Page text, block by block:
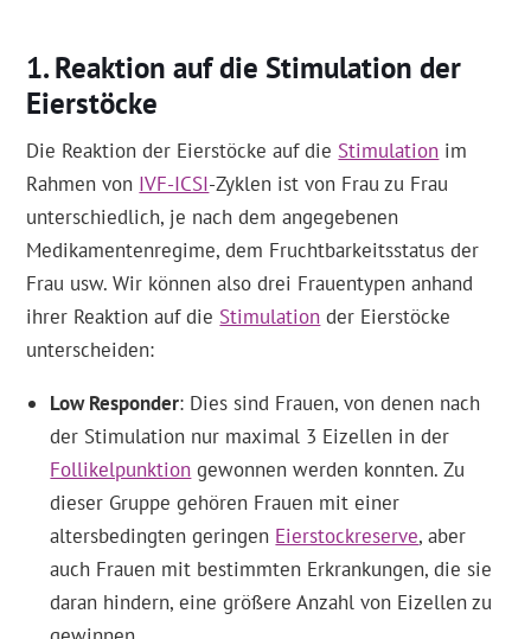
Reaktion auf die Stimulation der
Eierstöcke
Die Reaktion der Eierstöcke auf die Stimulation im
Rahmen von IVF-ICSI-Zyklen ist von Frau zu Frau
unterschiedlich, je nach dem angegebenen
Medikamentenregime, dem Fruchtbarkeitsstatus der
Frau usw. Wir können also drei Frauentypen anhand
ihrer Reaktion auf die Stimulation der Eierstöcke
unterscheiden:
Low Responder: Dies sind Frauen, von denen nach
der Stimulation nur maximal 3 Eizellen in der
Follikelpunktion gewonnen werden konnten. Zu
dieser Gruppe gehören Frauen mit einer
altersbedingten geringen Eierstockreserve, aber
auch Frauen mit bestimmten Erkrankungen, die sie
daran hindern, eine größere Anzahl von Eizellen zu